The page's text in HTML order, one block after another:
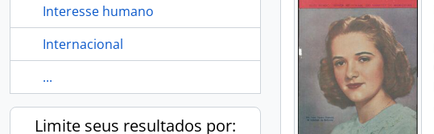
Interesse humano
Internacional
...
Limite seus resultados por: